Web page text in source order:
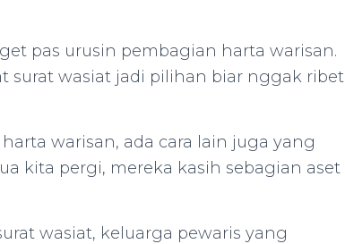
pas urusin pembagian harta warisan.
surat wasiat jadi pilihan biar nggak ribet
warisan, ada cara lain juga yang
kita pergi, mereka kasih sebagian aset
wasiat, keluarga pewaris yang